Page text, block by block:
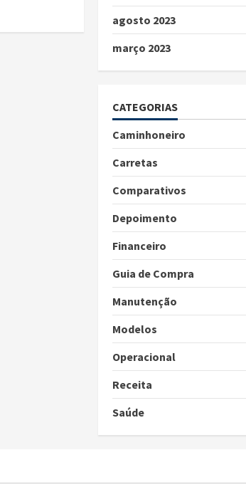
agosto 2023
março 2023
CATEGORIAS
Caminhoneiro
Carretas
Comparativos
Depoimento
Financeiro
Guia de Compra
Manutenção
Modelos
Operacional
Receita
Saúde